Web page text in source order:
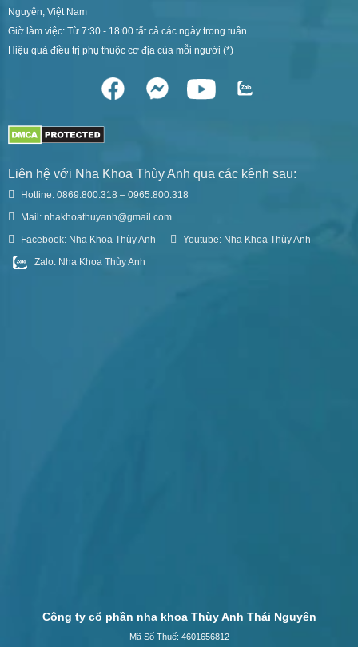
Nguyên, Việt Nam
Giờ làm việc: Từ 7:30 - 18:00 tất cả các ngày trong tuần.
Hiệu quả điều trị phụ thuộc cơ địa của mỗi người (*)
Liên hệ với Nha Khoa Thùy Anh qua các kênh sau:
Hotline: 0869.800.318 – 0965.800.318
Mail: nhakhoathuyanh@gmail.com
Facebook: Nha Khoa Thùy Anh
Youtube: Nha Khoa Thùy Anh
Zalo: Nha Khoa Thùy Anh
Công ty cổ phần nha khoa Thùy Anh Thái Nguyên
Mã Số Thuế: 4601656812